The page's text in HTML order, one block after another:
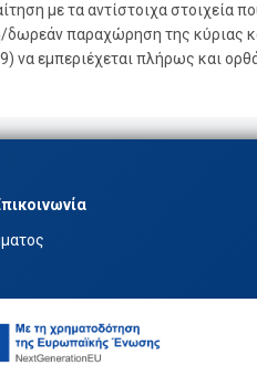
με τα αντίστοιχα στοιχεία
παραχώρηση της κύριας
να εμπεριέχεται πλήρως και